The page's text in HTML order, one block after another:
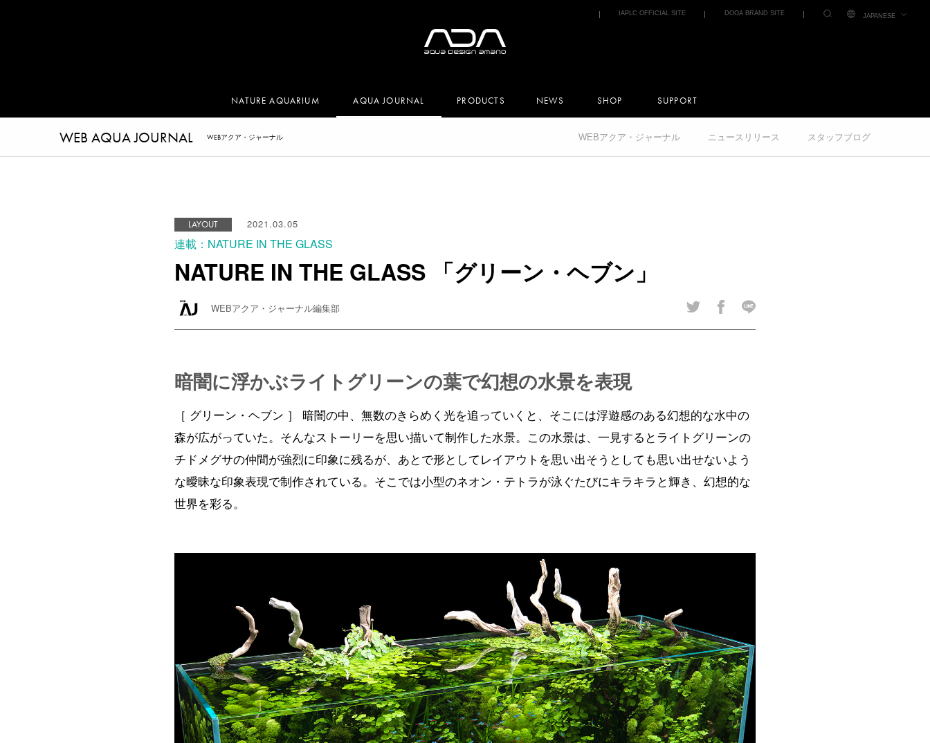
IAPLC OFFICIAL SITE DOOA BRAND SITE JAPANESE
NATURE AQUARIUM AQUA JOURNAL PRODUCTS NEWS SHOP SUPPORT
WEB AQUA JOURNAL WEBアクア・ジャーナル WEBアクア・ジャーナル ニュースリリース スタッフブログ
LAYOUT 2021.03.05
連載：NATURE IN THE GLASS
NATURE IN THE GLASS 「グリーン・ヘブン」
WEBアクア・ジャーナル編集部
暗闇に浮かぶライトグリーンの葉で幻想の水景を表現
［ グリーン・ヘブン ］ 暗闇の中、無数のきらめく光を追っていくと、そこには浮遊感のある幻想的な水中の
森が広がっていた。そんなストーリーを思い描いて制作した水景。この水景は、一見するとライトグリーンの
チドメグサの仲間が強烈に印象に残るが、あとで形としてレイアウトを思い出そうとしても思い出せないよう
な曖昧な印象表現で制作されている。そこでは小型のネオン・テトラが泳ぐたびにキラキラと輝き、幻想的な
世界を彩る。